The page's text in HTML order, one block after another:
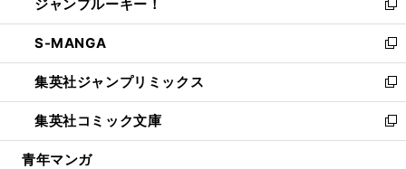
く
で
開
く
ド
ウ
で
開
く
ィ
ン
ド
ウ
で
開
く
い
ウ
ィ
ン
ド
ウ
で
開
ジャンプルーキー！
新
し
い
ウ
ィ
ン
ド
ウ
S-MANGA
新
し
い
ウ
ィ
ン
集英社ジャンプリミックス
新
し
い
ウ
集英社コミック文庫
新
し
青年マンガ